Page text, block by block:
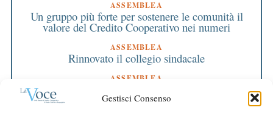
Gestisci Consenso
ASSEMBLEA
Un gruppo più forte per sostenere le comunità il
valore del Credito Cooperativo nei numeri
ASSEMBLEA
Rinnovato il collegio sindacale
ASSEMBLEA
Bilancio approvato all’unanimità e 2 milioni
destinati al territorio